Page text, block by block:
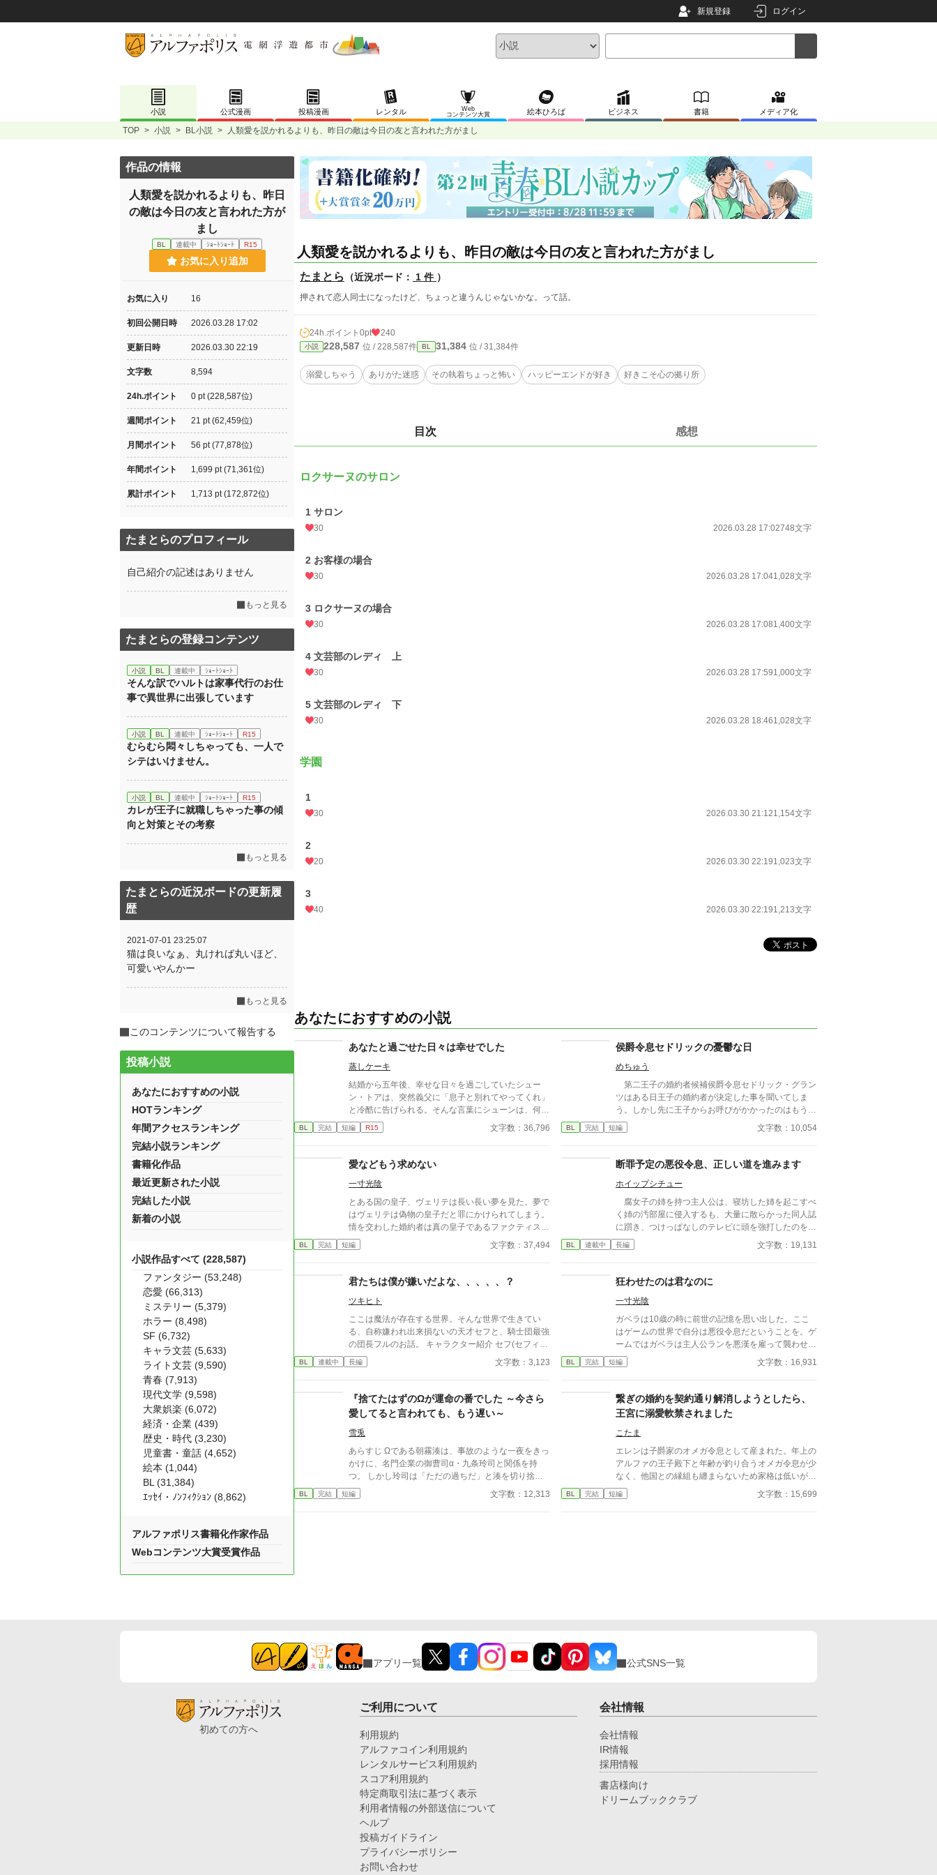
新規登録 ログイン
小説 公式漫画 投稿漫画 レンタル
Web
コンテンツ大賞
絵本ひろば ビジネス 書籍 メディア化
TOP > 小説 > BL小説 > 人類愛を説かれるよりも、昨日の敵は今日の友と言われた方がまし
人類愛を説かれるよりも、昨日の敵は今日の友と言われた方がまし
たまとら （近況ボード： 1 件 ）
押されて恋人同士になったけど、ちょっと違うんじゃないかな。って話。
24h.ポイント 0pt 240
小説 228,587 位 / 228,587件 BL 31,384 位 / 31,384件
溺愛しちゃう ありがた迷惑 その執着ちょっと怖い ハッピーエンドが好き 好きこそ心の拠り所
目次 感想
ロクサーヌのサロン
1 サロン
30 2026.03.28 17:02748文字
2 お客様の場合
30 2026.03.28 17:041,028文字
3 ロクサーヌの場合
30 2026.03.28 17:081,400文字
4 文芸部のレディ 上
30 2026.03.28 17:591,000文字
5 文芸部のレディ 下
30 2026.03.28 18:461,028文字
学園
1
30 2026.03.30 21:121,154文字
2
20 2026.03.30 22:191,023文字
3
40 2026.03.30 22:191,213文字
あなたにおすすめの小説
あなたと過ごせた日々は幸せでした
蒸しケーキ
結婚から五年後、幸せな日々を過ごしていたシュー
ン・トアは、突然義父に「息子と別れてやってくれ」
と冷酷に告げられる。そんな言葉にシューンは、何一
つ言い返せず、飲み込むしかなかった。そして、夫で
あるアインス・キールに離婚を切り出すが、アインス
BL 完結 短編 R15 文字数：36,796
侯爵令息セドリックの憂鬱な日
めちゅう
第二王子の婚約者候補侯爵令息セドリック・グラン
ツはある日王子の婚約者が決定した事を聞いてしま
う。しかし先に王子からお呼びがかかったのはもう一
人の候補だった。候補落ちを確信し泣き腫らした次の
日は憂鬱な気分で幕を開ける——— ーーーーーーー
楽しんでいただけますと幸いです。
BL 完結 短編 文字数：10,054
愛などもう求めない
一寸光陰
とある国の皇子、ヴェリテは長い長い夢を見た。夢で
はヴェリテは偽物の皇子だと罪にかけられてしまう。
情を交わした婚約者は真の皇子であるファクティスの
側につき、兄は睨みつけてくる。そして、とうとう父
親である皇帝は処刑を命じた。 「僕のことを1度でも
を一度も息子だと思ったことはない。」 目が覚め、
現実に戻ったヴェリテは安心するが、本当にただの夢
だったのだろうか？もし予知夢だとしたら、今すぐこ
こから逃げなくては。 本当に自分を愛してくれる人
と生きたい。 ヴェリテの切実な願いが周りを変えて
いく。 ハッピーエンド大好きなので、絶対に主人
だけると嬉しいです。
BL 完結 短編 文字数：37,494
断罪予定の悪役令息、正しい道を進みます
ホイップシチュー
腐女子の姉を持つ主人公は、寝坊した姉を起こすべ
く姉の汚部屋に侵入するも、大量に散らかった同人誌
に躓き、つけっぱなしのテレビに頭を強打したのを最
後に、BLゲームの世界へと転生してしまう____ 転
生先はまさかの作品唯一の悪役で、攻略対象を中心に
アーク。 ゲーム内の断罪イベントで死刑を告げら
れる運命にある彼は、生きるために姉から聞いた曖昧
な情報だけで様々な困難に立ち向かう____!?
BL 連載中 長編 文字数：19,131
君たちは僕が嫌いだよな、、、、、？
ツキヒト
ここは魔法が存在する世界。そんな世界で生きてい
る、自称嫌われ出来損ないの天才セフと、騎士団最強
の団長フルのお話。 キャラクター紹介 セフ(セフィー
ル・アスカルト) 29歳 自称嫌われ出来損ないの天才
やろうと思えば何でもできるが、言わない。 それが
れやすい。 フル(フルベラ・ケール) 21歳 騎士団最強
と言われる騎士団長。 まわりからは紳士と言われて
いるが、本当はとてつもなく素行が悪い。 言われた
ことはだいたい何でもできる天才
BL 連載中 長編 文字数：3,123
狂わせたのは君なのに
一寸光陰
ガベラは10歳の時に前世の記憶を思い出した。ここ
はゲームの世界で自分は悪役令息だということを。ゲ
ームではガベラは主人公ランを悪漢を雇って襲わせ、
そして断罪される。しかし、ガベラはそんなこと望ん
でいないし、罰せられるのも嫌である。なんとかして
るとは知らずに。 完結保証 番外編あり
BL 完結 短編 文字数：16,931
『捨てたはずのΩが運命の番でした ～今さら
愛してると言われても、もう遅い～
雪兎
あらすじ Ωである朝霧湊は、事故のような一夜をきっ
かけに、名門企業の御曹司α・九条玲司と関係を持
つ。 しかし玲司は「ただの過ちだ」と湊を切り捨
て、政略結婚のためβの婚約者との未来を選んだ。 深
く傷ついた湊は、彼の前から姿を消す。 数か月後―
BL 完結 短編 文字数：12,313
繋ぎの婚約を契約通り解消しようとしたら、
王宮に溺愛軟禁されました
こたま
エレンは子爵家のオメガ令息として産まれた。年上の
アルファの王子殿下と年齢が釣り合うオメガ令息が少
なく、他国との縁組も纏まらないため家格は低いが繋
ぎとして一応婚約をしている。王子のことは兄のよう
に慕っており、初恋の人ではあるけれど、契約終了時
BL 完結 短編 文字数：15,699
作品の情報
人類愛を説かれるよりも、昨日
の敵は今日の友と言われた方が
まし
BL 連載中 ｼｮｰﾄｼｮｰﾄ R15
お気に入り追加
お気に入り 16
初回公開日時 2026.03.28 17:02
更新日時 2026.03.30 22:19
文字数 8,594
24h.ポイント 0 pt (228,587位)
週間ポイント 21 pt (62,459位)
月間ポイント 56 pt (77,878位)
年間ポイント 1,699 pt (71,361位)
累計ポイント 1,713 pt (172,872位)
たまとらのプロフィール
自己紹介の記述はありません
もっと見る
たまとらの登録コンテンツ
小説 BL 連載中 ｼｮｰﾄｼｮｰﾄ
そんな訳でハルトは家事代行のお仕
事で異世界に出張しています
小説 BL 連載中 ｼｮｰﾄｼｮｰﾄ R15
むらむら悶々しちゃっても、一人で
シテはいけません。
小説 BL 連載中 ｼｮｰﾄｼｮｰﾄ R15
カレが王子に就職しちゃった事の傾
向と対策とその考察
もっと見る
たまとらの近況ボードの更新履
歴
2021-07-01 23:25:07
猫は良いなぁ、丸ければ丸いほど、
可愛いやんかー
もっと見る
このコンテンツについて報告する
投稿小説
あなたにおすすめの小説
HOTランキング
年間アクセスランキング
完結小説ランキング
書籍化作品
最近更新された小説
完結した小説
新着の小説
小説作品すべて (228,587)
ファンタジー (53,248)
恋愛 (66,313)
ミステリー (5,379)
ホラー (8,498)
SF (6,732)
キャラ文芸 (5,633)
ライト文芸 (9,590)
青春 (7,913)
現代文学 (9,598)
大衆娯楽 (6,072)
経済・企業 (439)
歴史・時代 (3,230)
児童書・童話 (4,652)
絵本 (1,044)
BL (31,384)
ｴｯｾｲ・ﾉﾝﾌｨｸｼｮﾝ (8,862)
アルファポリス書籍化作家作品
Webコンテンツ大賞受賞作品
アプリ一覧 公式SNS一覧
初めての方へ
ご利用について
利用規約
アルファコイン利用規約
レンタルサービス利用規約
スコア利用規約
特定商取引法に基づく表示
利用者情報の外部送信について
ヘルプ
投稿ガイドライン
プライバシーポリシー
お問い合わせ
会社情報
会社情報
IR情報
採用情報
書店様向け
ドリームブッククラブ